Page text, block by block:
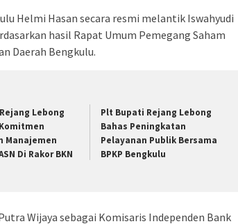
Helmi Hasan secara resmi melantik Iswahyudi
hasil Rapat Umum Pemegang Saham
Daerah Bengkulu.
Rejang Lebong
Manajemen
Di Rakor BKN
Plt Bupati Rejang Lebong
Bahas Peningkatan
Pelayanan Publik Bersama
BPKP Bengkulu
Wijaya sebagai Komisaris Independen Bank